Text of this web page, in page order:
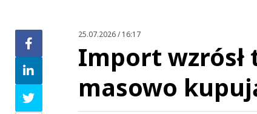
25.07.2026 / 16:17
Import
masowo